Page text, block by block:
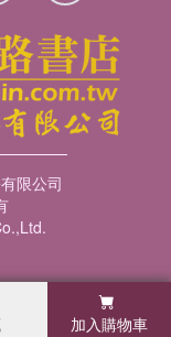
加入購物車
覽紀錄 會員專區
限公司